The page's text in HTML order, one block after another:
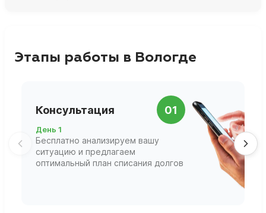
Этапы работы в Вологде
Консультация 01
День 1
Бесплатно анализируем вашу
ситуацию и предлагаем
оптимальный план списания долгов